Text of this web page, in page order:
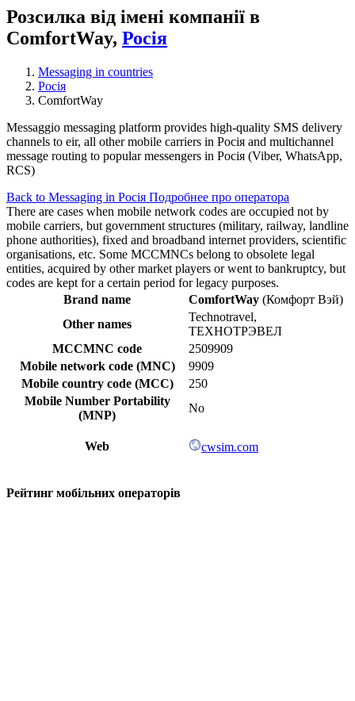
Розсилка від імені компанії в
ComfortWay, Росія
Messaging in countries
Росія
ComfortWay
Messaggio messaging platform provides high-quality SMS delivery
channels to eir, all other mobile carriers in Росія and multichannel
message routing to popular messengers in Росія (Viber, WhatsApp,
RCS)
Back to Messaging in Росія Подробнее про оператора
There are cases when mobile network codes are occupied not by
mobile carriers, but government structures (military, railway, landline
phone authorities), fixed and broadband internet providers, scientific
organisations, etc. Some MCCMNCs belong to obsolete legal
entities, acquired by other market players or went to bankruptcy, but
codes are kept for a certain period for legacy purposes.
Brand name
ComfortWay (Комфорт Вэй)
Other names
Technotravel,
ТЕХНОТРЭВЕЛ
MCCMNC code
2509909
Mobile network code (MNC)
9909
Mobile country code (MCC)
250
Mobile Number Portability
(MNP)
No
Web cwsim.com
Рейтинг мобільних операторів